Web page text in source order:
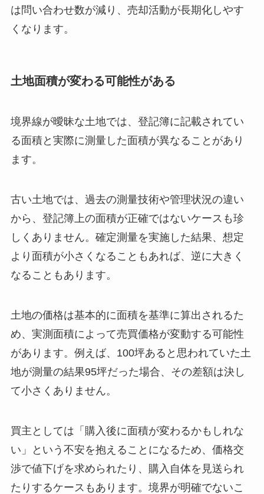
は問い合わせ数が減り、売却活動が長期化しやす
くなります。
土地面積が変わる可能性がある
境界線が曖昧な土地では、登記簿に記載されてい
る面積と実際に測量した面積が異なることがあり
ます。
古い土地では、過去の測量技術や管理状況の違い
から、登記簿上の面積が正確ではないケースも珍
しくありません。確定測量を実施した結果、想定
より面積が小さくなることもあれば、逆に大きく
なることもあります。
土地の価格は基本的に面積を基準に算出されるた
め、実測面積によって売買価格が変動する可能性
があります。例えば、100坪あると思われていた土
地が測量の結果95坪だった場合、その差額は決し
て小さくありません。
買主としては「購入後に面積が変わるかもしれな
い」という不安を抱えることになるため、価格交
渉で値下げを求められたり、購入自体を見送られ
たりするケースもあります。境界が明確でないこ